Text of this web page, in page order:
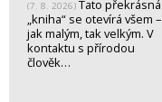
(7. 8. 2026) Tato překrásná
„kniha“ se otevírá všem –
jak malým, tak velkým. V
kontaktu s přírodou
člověk…